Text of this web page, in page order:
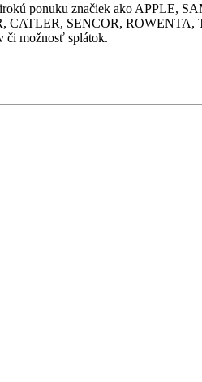
širokú ponuku značiek ako
SENCOR,
či možnosť splátok.